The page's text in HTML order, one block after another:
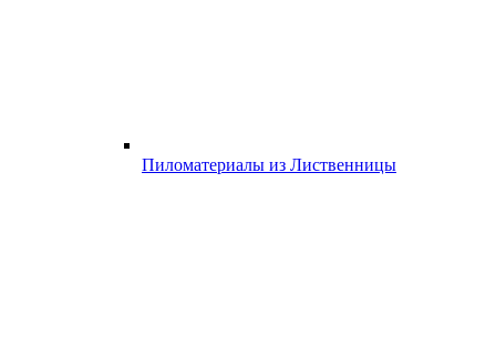
Пиломатериалы из Лиственницы